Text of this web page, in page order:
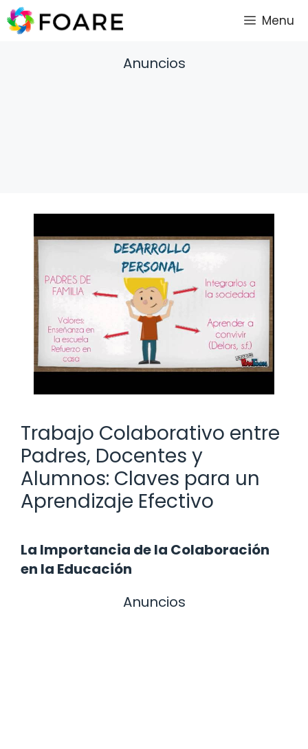
Saltar
al
Menu
Anuncios
Trabajo Colaborativo entre
Padres, Docentes y
Alumnos: Claves para un
Aprendizaje Efectivo
La Importancia de la Colaboración
en la Educación
Anuncios